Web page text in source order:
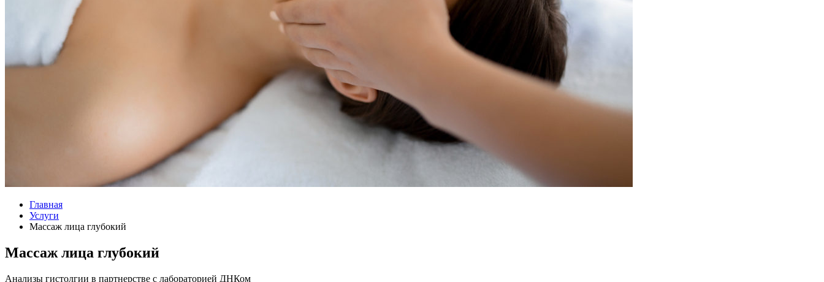
Главная
Услуги
Массаж лица глубокий
Массаж лица глубокий
Анализы гистолгии в партнерстве с лабораторией ДНКом